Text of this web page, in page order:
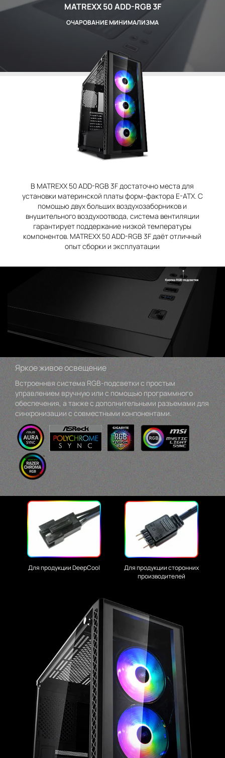
MATREXX 50 ADD-RGB 3F
ОЧАРОВАНИЕ МИНИМАЛИЗМА
В MATREXX 50 ADD-RGB 3F достаточно места для
установки материнской платы форм-фактора E-ATX. С
помощью двух больших воздухозаборников и
внушительного воздухоотвода, система вентиляции
гарантирует поддержание низкой температуры
компонентов. MATREXX 50 ADD-RGB 3F даёт отличный
опыт сборки и эксплуатации
Яркое живое освещение
Встроеннвя система RGB-подсветки с простым
управлением вручную или с помощью программного
обеспечения, а также с дополнительными разъемами для
синхронизации с совместными конпонентами.
Для продукции DeepCool
Для продукции сторонних
производителей